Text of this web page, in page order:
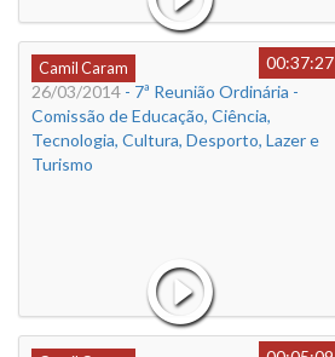
Camil Caram
00:37:27
26/03/2014 - 7ª Reunião Ordinária -
Comissão de Educação, Ciência,
Tecnologia, Cultura, Desporto, Lazer e
Turismo